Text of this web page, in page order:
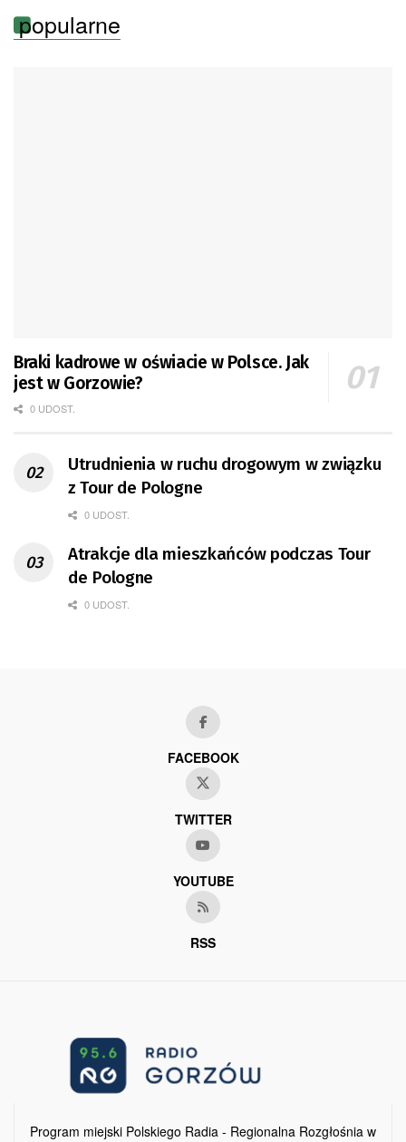
popularne
Braki kadrowe w oświacie w Polsce. Jak
jest w Gorzowie?
0 UDOST.
Utrudnienia w ruchu drogowym w związku
z Tour de Pologne
0 UDOST.
Atrakcje dla mieszkańców podczas Tour
de Pologne
0 UDOST.
FACEBOOK
TWITTER
YOUTUBE
RSS
Program miejski Polskiego Radia - Regionalna Rozgłośnia w